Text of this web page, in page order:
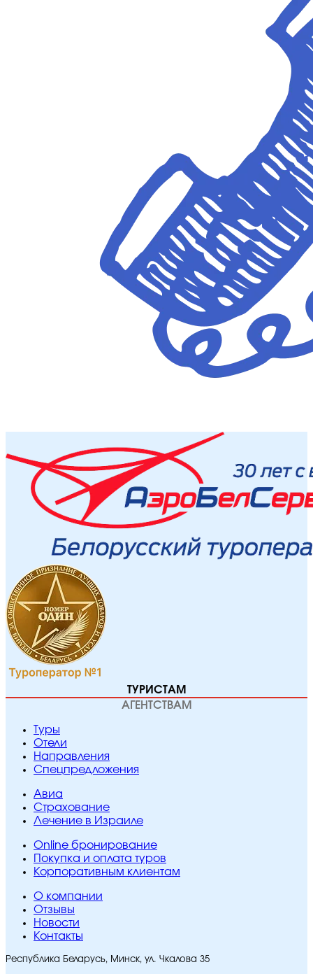
ТУРИСТАМ
АГЕНТСТВАМ
Туры
Отели
Направления
Спецпредложения
Авиа
Страхование
Лечение в Израиле
Online бронирование
Покупка и оплата туров
Корпоративным клиентам
O компании
Отзывы
Новости
Контакты
Республика Беларусь, Минск, ул. Чкалова 35